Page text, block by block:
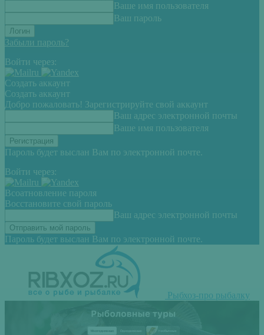
Ваше имя пользователя
Ваш пароль
Забыли пароль?
Войти через:
Создать аккаунт
Создать аккаунт
Добро пожаловать! Зарегистрируйте свой аккаунт
Ваш адрес электронной почты
Ваше имя пользователя
Пароль будет выслан Вам по электронной почте.
Войти через:
Всоатновление пароля
Восстановите свой пароль
Ваш адрес электронной почты
Пароль будет выслан Вам по электронной почте.
Рыбхоз-про рыбалку